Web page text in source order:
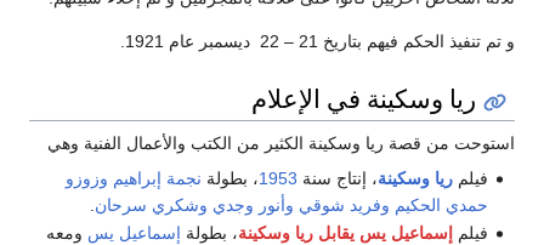
و تم تنفيذ الحكم فيهم بتاريخ 21 – 22 ديسمبر عام 1921.
ريا وسكينة في الإعلام
استوحت من قصة ريا وسكينة الكثير من الكتب والأعمال الفنية وهي
فيلمريا وسكينة، إنتاج سنة 1953، بطولة نجمة إبراهيم وزوزو
حمدي الحكيم وفريد شوقي وأنور وجدي وشكري سرحان
فيلم إسماعيل يس يقابل ريا وسكينة، بطولة إسماعيل يس ومعه